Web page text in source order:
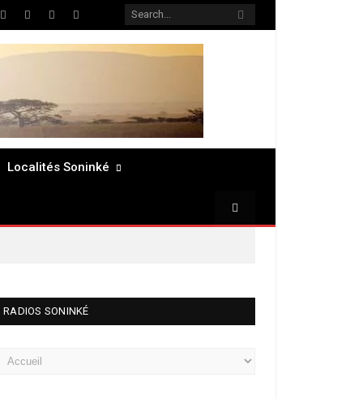
FacebookLinkedInPinterest
Localités Soninké
RADIOS SONINKÉ